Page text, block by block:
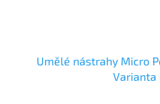
Umělé nástrahy Micro
Varianta